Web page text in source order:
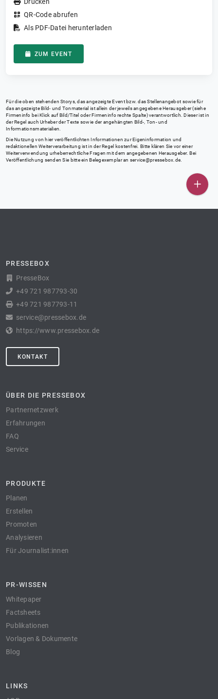
QR-Code abrufen
Als PDF-Datei herunterladen
ZUM EVENT
Für die oben stehenden Storys, das angezeigte Event bzw. das Stellenangebot sowie für
das angezeigte Bild- und Tonmaterial ist allein der jeweils angegebene Herausgeber (siehe
Firmeninfo bei Klick auf Bild/Titel oder Firmeninfo rechte Spalte) verantwortlich. Dieser ist in
der Regel auch Urheber der Texte sowie der angehängten Bild-, Ton- und
Informationsmaterialien.
Die Nutzung von hier veröffentlichten Informationen zur Eigeninformation und
redaktionellen Weiterverarbeitung ist in der Regel kostenfrei. Bitte klären Sie vor einer
Weiterverwendung urheberrechtliche Fragen mit dem angegebenen Herausgeber. Bei
Veröffentlichung senden Sie bitte ein Belegexemplar an service@pressebox.de
PRESSEBOX
PresseBox
+49 721 987793-30
+49 721 987793-11
service@pressebox.de
https://www.pressebox.de
KONTAKT
ÜBER DIE PRESSEBOX
Partnernetzwerk
Erfahrungen
FAQ
Service
PRODUKTE
Planen
Erstellen
Promoten
Analysieren
Für Journalist:innen
PR-WISSEN
Whitepaper
Factsheets
Publikationen
Vorlagen & Dokumente
Blog
LINKS